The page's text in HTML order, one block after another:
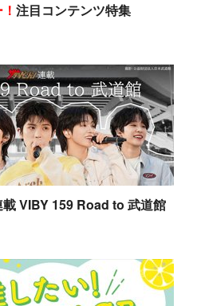
注目コンテンツ特集
VIBY 159 Road to 武道館